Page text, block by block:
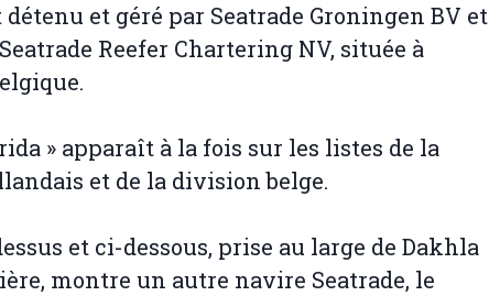
et géré par Seatrade Groningen BV et
Reefer Chartering NV, située à
» apparaît à la fois sur les listes de la
et de la division belge.
et ci-dessous, prise au large de Dakhla
montre un autre navire Seatrade, le